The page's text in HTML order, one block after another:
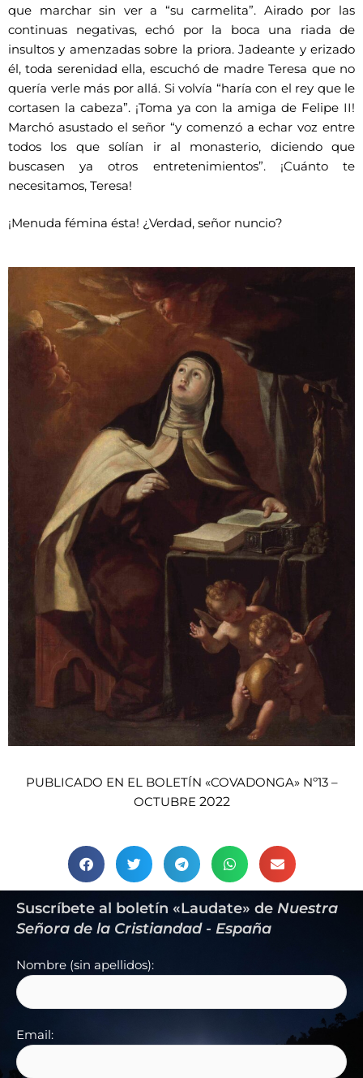
que marchar sin ver a “su carmelita”. Airado por las
continuas negativas, echó por la boca una riada de
insultos y amenzadas sobre la priora. Jadeante y erizado
él, toda serenidad ella, escuchó de madre Teresa que no
quería verle más por allá. Si volvía “haría con el rey que le
cortasen la cabeza”. ¡Toma ya con la amiga de Felipe II!
Marchó asustado el señor “y comenzó a echar voz entre
todos los que solían ir al monasterio, diciendo que
buscasen ya otros entretenimientos”. ¡Cuánto te
necesitamos, Teresa!
¡Menuda fémina ésta! ¿Verdad, señor nuncio?
PUBLICADO EN EL BOLETÍN «COVADONGA» Nº13 –
OCTUBRE2022
Suscríbete al boletín «Laudate» de Nuestra
Señora de la Cristiandad - España
Nombre (sin apellidos):
Email: